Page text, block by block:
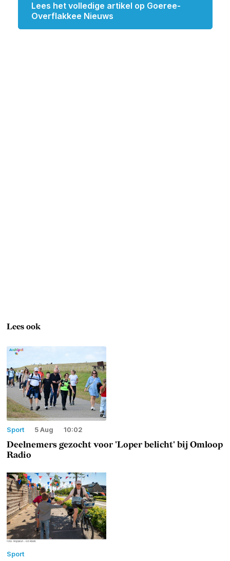
Lees het volledige artikel op Goeree-
Overflakkee Nieuws
Lees ook
Sport 5 Aug 10:02
Deelnemers gezocht voor 'Loper belicht' bij Omloop
Radio
Sport